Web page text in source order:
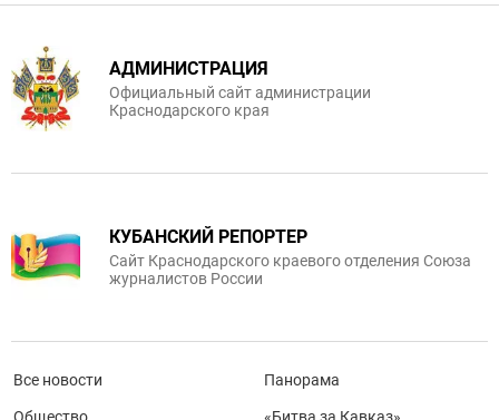
АДМИНИСТРАЦИЯ
Официальный сайт администрации
Краснодарского края
КУБАНСКИЙ РЕПОРТЕР
Сайт Краснодарского краевого отделения Союза
журналистов России
Все новости
Общество
Панорама
«Битва за Кавказ»